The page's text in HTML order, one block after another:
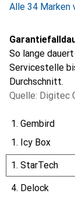
Alle 34 Marken
So lange
Servicestelle
Durchschnitt.
Quelle: Digitec
1. Gembird
1. Icy Box
1. StarTech
4. Delock